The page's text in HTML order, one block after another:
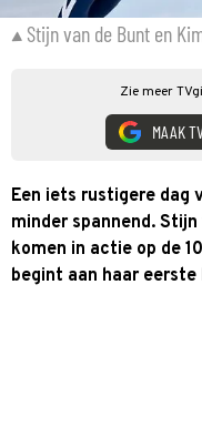
Stijn van de Bunt en
Zie meer
MAAK
Een iets rustigere dag
minder spannend.
komen in actie op de
begint aan haar